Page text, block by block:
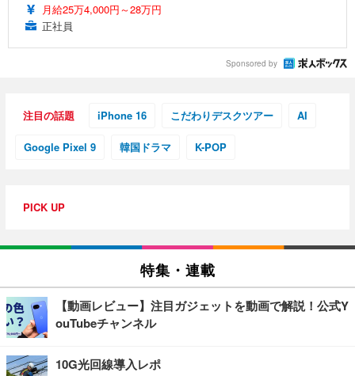
月給25万4,000円～28万円
正社員
Sponsored by
注目の話題 iPhone 16 こだわりデスクツアー AI
Google Pixel 9 韓国ドラマ K-POP
PICK UP
特集・連載
【動画レビュー】注目ガジェットを動画で解説！公式Y
ouTubeチャンネル
10G光回線導入レポ